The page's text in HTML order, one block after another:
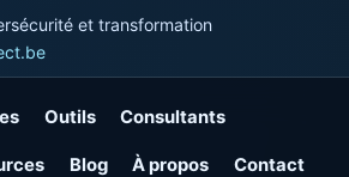
et transformation
Outils Consultants
Blog À propos Contact